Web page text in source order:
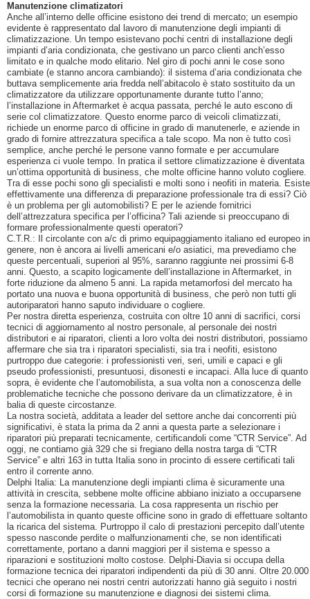
Manutenzione climatizatori
Anche all’interno delle officine esistono dei trend di mercato; un esempio
evidente è rappresentato dal lavoro di manutenzione degli impianti di
climatizzazione. Un tempo esistevano pochi centri di installazione degli
impianti d’aria condizionata, che gestivano un parco clienti anch’esso
limitato e in qualche modo elitario. Nel giro di pochi anni le cose sono
cambiate (e stanno ancora cambiando): il sistema d’aria condizionata che
buttava semplicemente aria fredda nell’abitacolo è stato sostituito da un
climatizzatore da utilizzare opportunamente durante tutto l’anno;
l’installazione in Aftermarket è acqua passata, perché le auto escono di
serie col climatizzatore. Questo enorme parco di veicoli climatizzati,
richiede un enorme parco di officine in grado di manutenerle, e aziende in
grado di fornire attrezzatura specifica a tale scopo. Ma non è tutto così
semplice, anche perché le persone vanno formate e per accumulare
esperienza ci vuole tempo. In pratica il settore climatizzazione è diventata
un’ottima opportunità di business, che molte officine hanno voluto cogliere.
Tra di esse pochi sono gli specialisti e molti sono i neofiti in materia. Esiste
effettivamente una differenza di preparazione professionale tra di essi? Ciò
è un problema per gli automobilisti? E per le aziende fornitrici
dell’attrezzatura specifica per l’officina? Tali aziende si preoccupano di
formare professionalmente questi operatori?
C.T.R.: Il circolante con a/c di primo equipaggiamento italiano ed europeo in
genere, non è ancora ai livelli americani e/o asiatici, ma prevediamo che
queste percentuali, superiori al 95%, saranno raggiunte nei prossimi 6-8
anni. Questo, a scapito logicamente dell’installazione in Aftermarket, in
forte riduzione da almeno 5 anni. La rapida metamorfosi del mercato ha
portato una nuova e buona opportunità di business, che però non tutti gli
autoriparatori hanno saputo individuare o cogliere.
Per nostra diretta esperienza, costruita con oltre 10 anni di sacrifici, corsi
tecnici di aggiornamento al nostro personale, al personale dei nostri
distributori e ai riparatori, clienti a loro volta dei nostri distributori, possiamo
affermare che sia tra i riparatori specialisti, sia tra i neofiti, esistono
purtroppo due categorie: i professionisti veri, seri, umili e capaci e gli
pseudo professionisti, presuntuosi, disonesti e incapaci. Alla luce di quanto
sopra, è evidente che l’automobilista, a sua volta non a conoscenza delle
problematiche tecniche che possono derivare da un climatizzatore, è in
balia di queste circostanze.
La nostra società, additata a leader del settore anche dai concorrenti più
significativi, è stata la prima da 2 anni a questa parte a selezionare i
riparatori più preparati tecnicamente, certificandoli come “CTR Service”. Ad
oggi, ne contiamo già 329 che si fregiano della nostra targa di “CTR
Service” e altri 163 in tutta Italia sono in procinto di essere certificati tali
entro il corrente anno.
Delphi Italia: La manutenzione degli impianti clima è sicuramente una
attività in crescita, sebbene molte officine abbiano iniziato a occuparsene
senza la formazione necessaria. La cosa rappresenta un rischio per
l’automobilista in quanto queste officine sono in grado di effettuare soltanto
la ricarica del sistema. Purtroppo il calo di prestazioni percepito dall’utente
spesso nasconde perdite o malfunzionamenti che, se non identificati
correttamente, portano a danni maggiori per il sistema e spesso a
riparazioni e sostituzioni molto costose. Delphi-Diavia si occupa della
formazione tecnica dei riparatori indipendenti da più di 30 anni. Oltre 20.000
tecnici che operano nei nostri centri autorizzati hanno già seguito i nostri
corsi di formazione su manutenzione e diagnosi dei sistemi clima.